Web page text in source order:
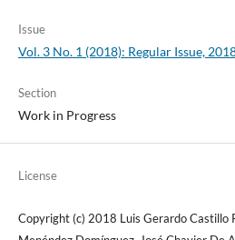
Issue
Vol. 3 No. 1 (2018): Regular Issue,
Section
Work in Progress
License
Copyright (c) 2018 Luis Gerardo Castillo